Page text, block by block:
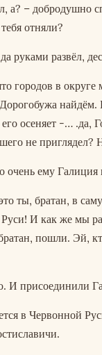
а? – добродушно
отняли?
руками развёл,
городов в округе
осеняет -… .да,
не приглядел?
очень ему Галиция
ты, братан, в
И как же мы
пошли. Эй,
присоединили
в Червонной